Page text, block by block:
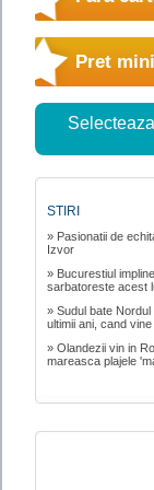
Pret
STIRI
» Pasionatii de
Izvor
» Bucurestiul
sarbatoreste acest
» Sudul bate
ultimii ani, cand
» Olandezii vin in
mareasca plajele